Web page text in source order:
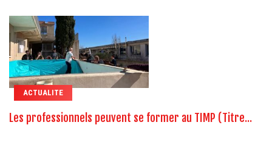
ACTUALITE
Les professionnels peuvent se former au TIMP (Titre...